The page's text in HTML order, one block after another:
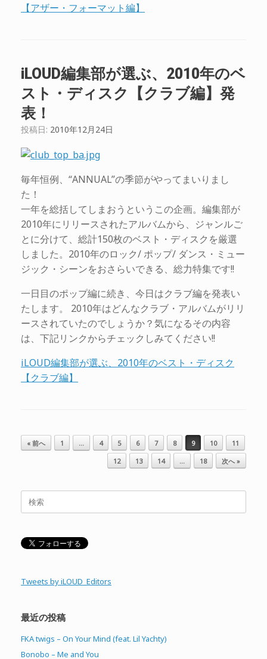
【アザー・フォーマット編】
iLOUD編集部が選ぶ、2010年のベ
スト・ディスク【クラブ編】発
表！
投稿日: 2010年12月24日
毎年恒例、“ANNUAL”の季節がやってまいりまし
た！
一年を総括してしまおうというこの企画。編集部が
2010年にリリースされたアルバムから、ジャンルご
とに分けて、総計150枚のベスト・ディスクを厳選
しました。2010年のロック/ ポップ/ ダンス・ミュー
ジック・シーンをおさらいできる、総力特集です!!
一日目のポップ編に続き、今日はクラブ編を発表い
たします。 2010年はどんなクラブ・アルバムがリリ
ースされていたのでしょうか？気になるその内容
は、下記リンクからチェックしみてください!!
iLOUD編集部が選ぶ、2010年のベスト・ディスク
【クラブ編】
投稿ナビゲーション
« 前へ 1 … 4 5 6 7 8 9 10
11
12
13 14 … 18 次へ »
検
Tweets by iLOUD_Editors
最近の投稿
FKA twigs – On Your Mind (feat. Lil Yachty)
Bonobo – Me and You